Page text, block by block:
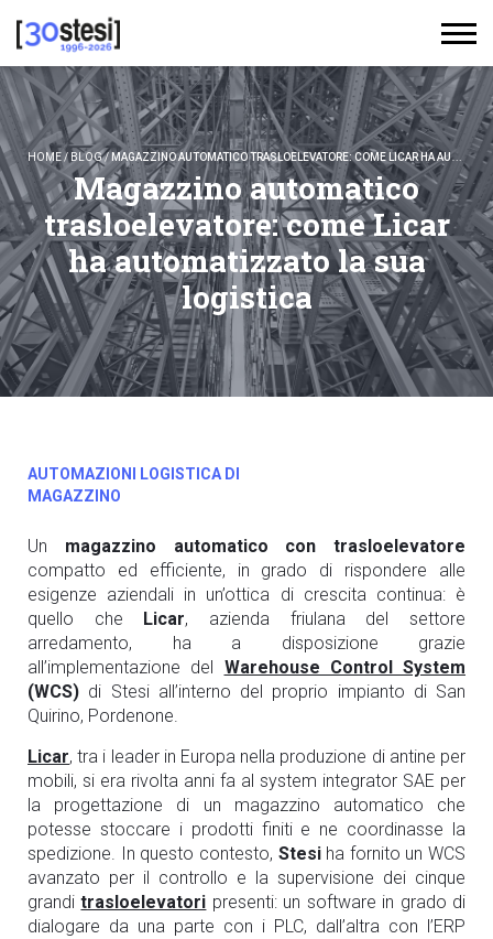
HOME/ BLOG/MAGAZZINO AUTOMATICO TRASLOELEVATORE: COME LICAR HA AUTOMATIZZATO LA SUA LOGISTICA
Magazzino automatico
trasloelevatore: come Licar
ha automatizzato la sua
logistica
AUTOMAZIONI LOGISTICA DI
MAGAZZINO
Un magazzino automatico con trasloelevatore
compatto ed efficiente, in grado di rispondere alle
esigenze aziendali in un’ottica di crescita continua: è
quello che Licar, azienda friulana del settore
arredamento, ha a disposizione grazie
all’implementazione del Warehouse Control System
(WCS) di Stesi all’interno del proprio impianto di San
Quirino, Pordenone.
Licar, tra i leader in Europa nella produzione di antine per
mobili, si era rivolta anni fa al system integrator SAE per
la progettazione di un magazzino automatico che
potesse stoccare i prodotti finiti e ne coordinasse la
spedizione. In questo contesto, Stesiha fornito un WCS
avanzato per il controllo e la supervisione dei cinque
granditrasloelevatori presenti: un software in grado di
dialogare da una parte con i PLC, dall’altra con l’ERP